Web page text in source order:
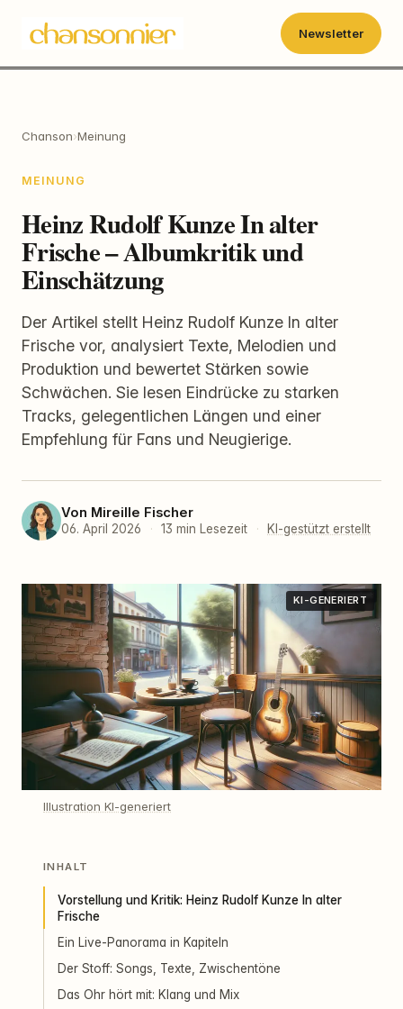
Newsletter
Chanson›Meinung
MEINUNG
Heinz Rudolf Kunze In alter
Frische – Albumkritik und
Einschätzung
Der Artikel stellt Heinz Rudolf Kunze In alter
Frische vor, analysiert Texte, Melodien und
Produktion und bewertet Stärken sowie
Schwächen. Sie lesen Eindrücke zu starken
Tracks, gelegentlichen Längen und einer
Empfehlung für Fans und Neugierige.
Von Mireille Fischer
06. April 2026 · 13 min Lesezeit · KI-gestützt erstellt
KI-GENERIERT
Illustration KI-generiert
INHALT
Vorstellung und Kritik: Heinz Rudolf Kunze In alter
Frische
Ein Live-Panorama in Kapiteln
Der Stoff: Songs, Texte, Zwischentöne
Das Ohr hört mit: Klang und Mix